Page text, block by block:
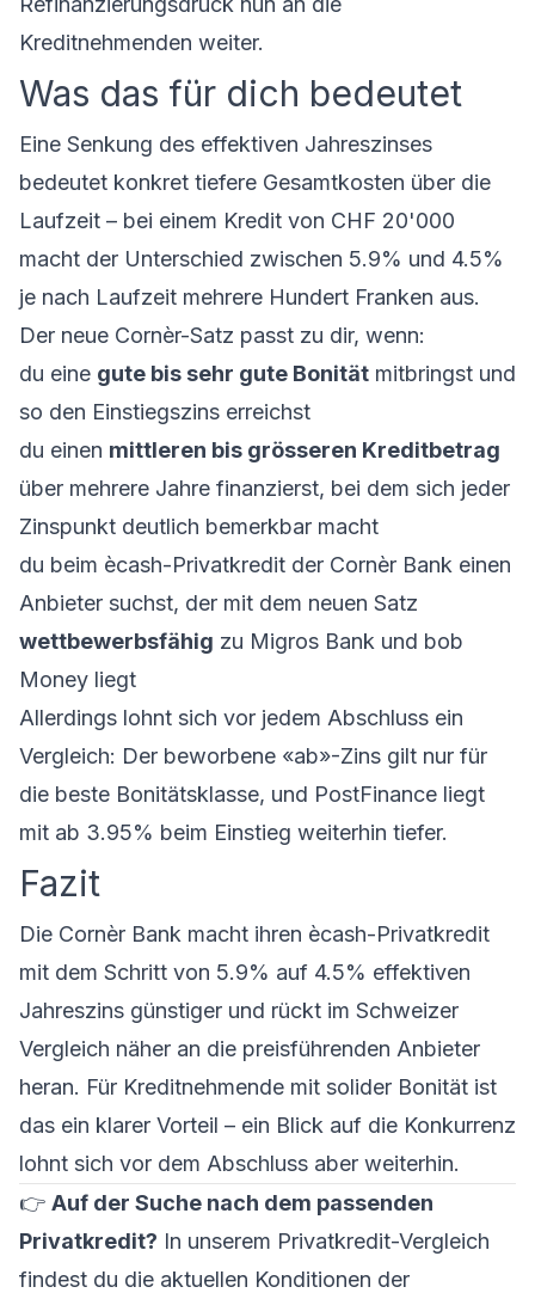
Kreditnehmenden weiter.
Was das für dich bedeutet
Eine Senkung des effektiven Jahreszinses
bedeutet konkret tiefere Gesamtkosten über die
Laufzeit – bei einem Kredit von CHF 20'000
macht der Unterschied zwischen 5.9% und 4.5%
je nach Laufzeit mehrere Hundert Franken aus.
Der neue Cornèr-Satz passt zu dir, wenn:
du eine gute bis sehr gute Bonität mitbringst und
so den Einstiegszins erreichst
du einen mittleren bis grösseren Kreditbetrag
über mehrere Jahre finanzierst, bei dem sich jeder
Zinspunkt deutlich bemerkbar macht
du beim ècash-Privatkredit der Cornèr Bank einen
Anbieter suchst, der mit dem neuen Satz
wettbewerbsfähig zu Migros Bank und bob
Money liegt
Allerdings lohnt sich vor jedem Abschluss ein
Vergleich: Der beworbene «ab»-Zins gilt nur für
die beste Bonitätsklasse, und PostFinance liegt
mit ab 3.95% beim Einstieg weiterhin tiefer.
Fazit
Die Cornèr Bank macht ihren ècash-Privatkredit
mit dem Schritt von 5.9% auf 4.5% effektiven
Jahreszins günstiger und rückt im Schweizer
Vergleich näher an die preisführenden Anbieter
heran. Für Kreditnehmende mit solider Bonität ist
das ein klarer Vorteil – ein Blick auf die Konkurrenz
lohnt sich vor dem Abschluss aber weiterhin.
👉 Auf der Suche nach dem passenden
Privatkredit? In unserem Privatkredit-Vergleich
findest du die aktuellen Konditionen der